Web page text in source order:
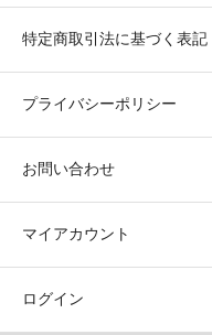
特定商取引法に基づく表記
プライバシーポリシー
お問い合わせ
マイアカウント
ログイン